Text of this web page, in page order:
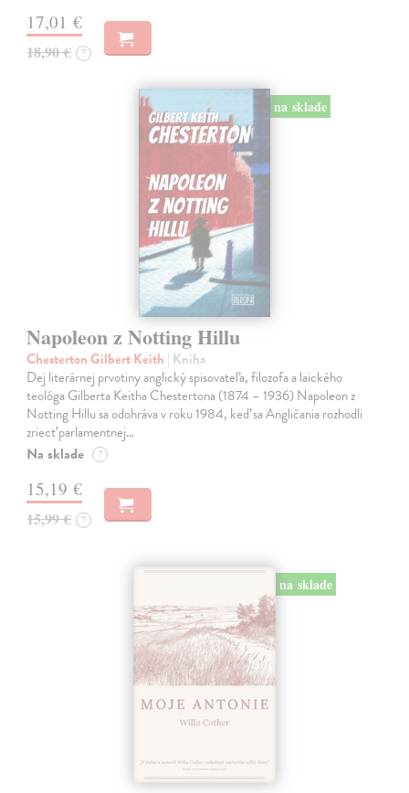
17,01 €
18,90 € ?
na sklade
Napoleon z Notting Hillu
Chesterton Gilbert Keith | Kniha
Dej literárnej prvotiny anglický spisovateľa, filozofa a laického
teológa Gilberta Keitha Chestertona (1874 – 1936) Napoleon z
Notting Hillu sa odohráva v roku 1984, keď sa Angličania rozhodli
zriecť parlamentnej…
Na sklade ?
15,19 €
15,99 € ?
na sklade